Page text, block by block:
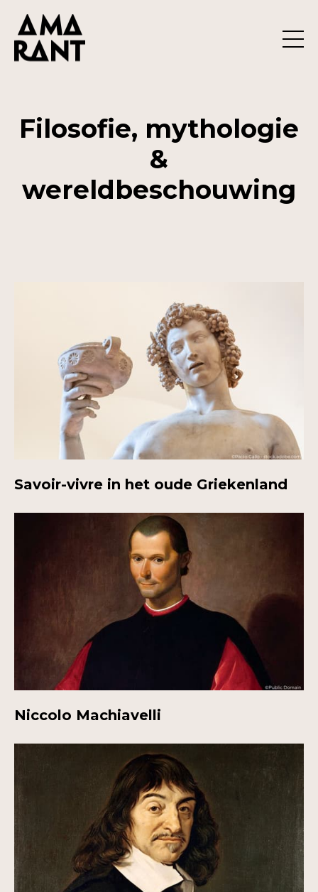
Filosofie, mythologie
&
wereldbeschouwing
Savoir-vivre in het oude Griekenland
Niccolo Machiavelli